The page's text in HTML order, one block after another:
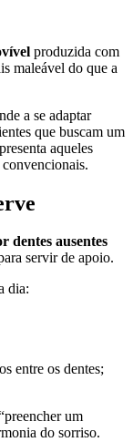
produzida com
maleável do que a
a se adaptar
que buscam um
aqueles
dentes ausentes
servir de apoio.
dia:
entre os dentes;
um
do sorriso.